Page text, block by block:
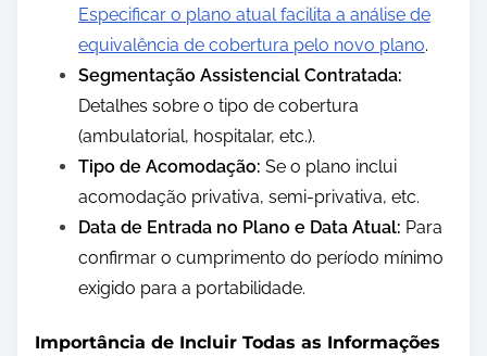
Especificar o plano atual facilita a análise de
equivalência de cobertura pelo novo plano.
Segmentação Assistencial Contratada:
Detalhes sobre o tipo de cobertura
(ambulatorial, hospitalar, etc.).
Tipo de Acomodação: Se o plano inclui
acomodação privativa, semi-privativa, etc.
Data de Entrada no Plano e Data Atual: Para
confirmar o cumprimento do período mínimo
exigido para a portabilidade.
Importância de Incluir Todas as Informações